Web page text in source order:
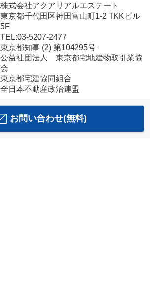
株式会社アクアリアルエステート
東京都千代田区神田富山町1-2 TKKビル
5F
TEL:03-5207-2477
東京都知事 (2) 第104295号
公益社団法人 東京都宅地建物取引業協
会
東京都宅建協同組合
全日本不動産政治連盟
お問い合わせ(無料)